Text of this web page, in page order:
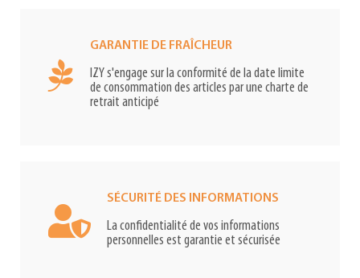
GARANTIE DE FRAÎCHEUR
IZY s'engage sur la conformité de la date limite
de consommation des articles par une charte de
retrait anticipé
SÉCURITÉ DES INFORMATIONS
La confidentialité de vos informations
personnelles est garantie et sécurisée